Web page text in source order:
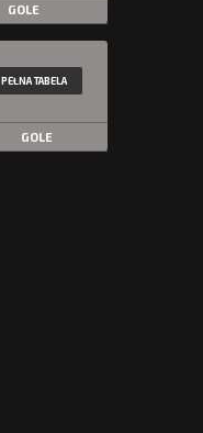
GOLE
PEŁNA TABELA
GOLE